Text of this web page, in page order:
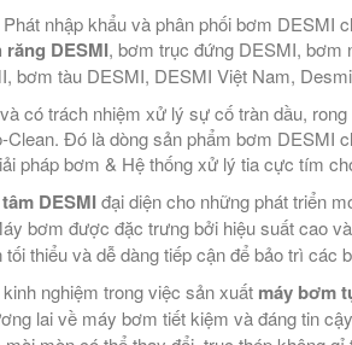
nhập khẩu và phân phối bơm DESMI
răng DESMI, bơm trục đứng DESMI,
bơm tàu DESMI, DESMI Việt Nam,
có trách nhiệm xử lý sự cố tràn dầu,
Clean. Đó là dòng sản phẩm bơm DESMI
pháp bơm & Hệ thống xử lý tia cực tím
DESMIđại diện cho những phát triển
bơm được đặc trưng bởi hiệu suất cao
thiểu và dễ dàng tiếp cận để bảo trì các
nghiệm trong việc sản xuất máy bơm
lai về máy bơm tiết kiệm và đáng tin